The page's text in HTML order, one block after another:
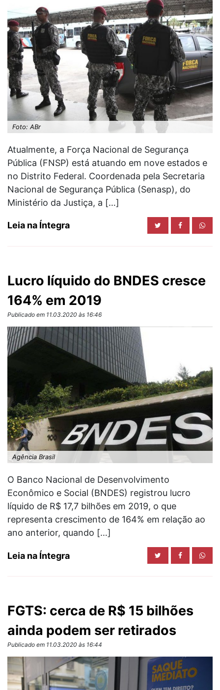
Foto: ABr
Atualmente, a Força Nacional de Segurança
Pública (FNSP) está atuando em nove estados e
no Distrito Federal. Coordenada pela Secretaria
Nacional de Segurança Pública (Senasp), do
Ministério da Justiça, a […]
Leia na Íntegra
Lucro líquido do BNDES cresce
164% em 2019
Publicado em 11.03.2020 às 16:46
Agência Brasil
O Banco Nacional de Desenvolvimento
Econômico e Social (BNDES) registrou lucro
líquido de R$ 17,7 bilhões em 2019, o que
representa crescimento de 164% em relação ao
ano anterior, quando […]
Leia na Íntegra
FGTS: cerca de R$ 15 bilhões
ainda podem ser retirados
Publicado em 11.03.2020 às 16:44